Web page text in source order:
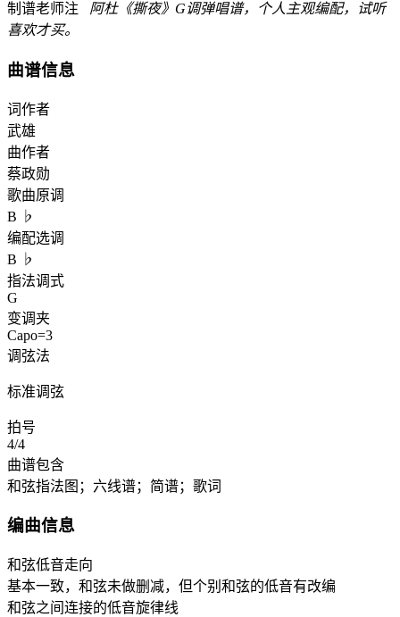
制谱老师注
阿杜《撕夜》G调弹唱谱，个人主观编配，试听
喜欢才买。
曲谱信息
词作者
武雄
曲作者
蔡政勋
歌曲原调
B ♭
编配选调
B ♭
指法调式
G
变调夹
Capo=3
调弦法
标准调弦
拍号
4/4
曲谱包含
和弦指法图；六线谱；简谱；歌词
编曲信息
和弦低音走向
基本一致，和弦未做删减，但个别和弦的低音有改编
和弦之间连接的低音旋律线